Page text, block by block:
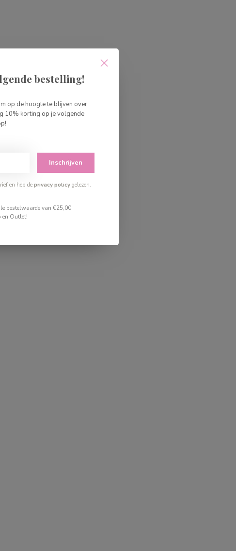
bestelling!
op de hoogte te blijven over
10% korting op je volgende
Inschrijven
en heb deprivacy policygelezen.
bestelwaarde van €25,00
en Outlet!